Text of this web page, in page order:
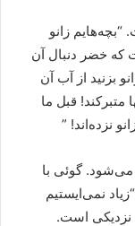
زانو
که خضر دنبال آن
بزنید از آب آن
متبرکند! قبل ما
نزده‌اند! ”
گوئی با
نمی‌ایستیم
نزدیکی است.